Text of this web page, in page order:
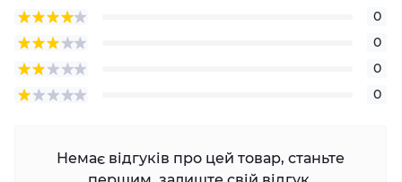
0
0
0
0
Немає відгуків про цей товар, станьте